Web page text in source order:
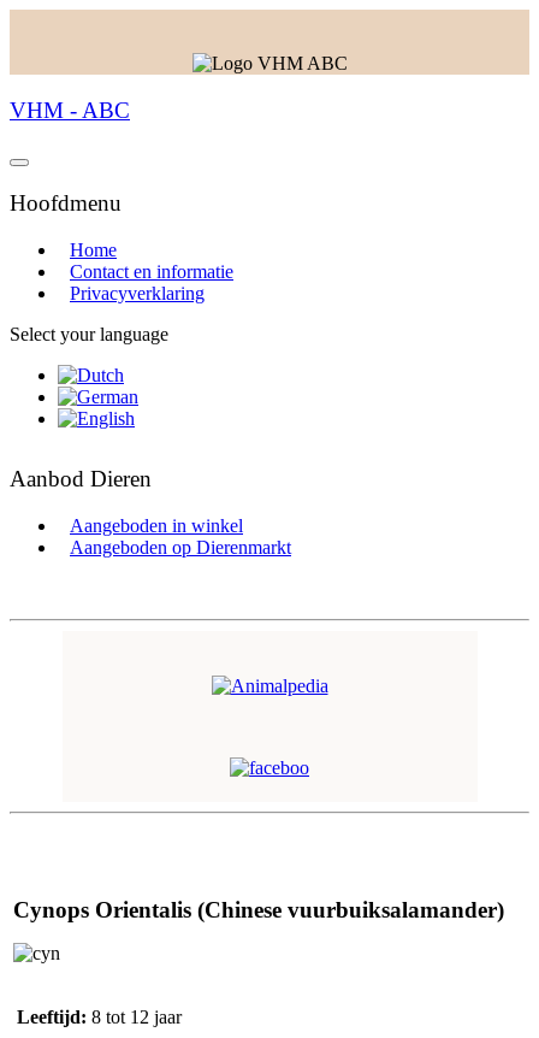
VHM - ABC
Hoofdmenu
Home
Contact en informatie
Privacyverklaring
Select your language
Aanbod Dieren
Aangeboden in winkel
Aangeboden op Dierenmarkt
Cynops Orientalis (Chinese vuurbuiksalamander)
Leeftijd: 8 tot 12 jaar